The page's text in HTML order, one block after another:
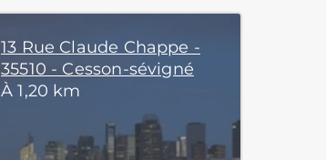
13 Rue Claude Chappe -
35510 - Cesson-sévigné
À 1,20 km